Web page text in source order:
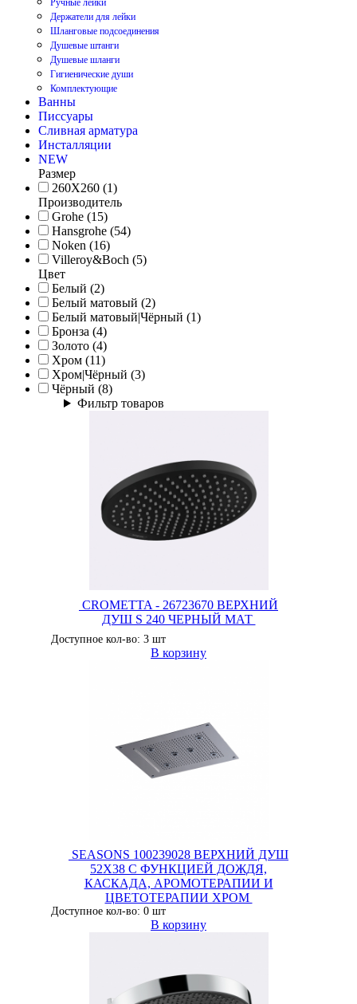
Ручные лейки
Держатели для лейки
Шланговые подсоединения
Душевые штанги
Душевые шланги
Гигиенические души
Комплектующие
Ванны
Писсуары
Сливная арматура
Инсталляции
NEW
Размер
260Х260 (1)
Производитель
Grohe (15)
Hansgrohe (54)
Noken (16)
Villeroy&Boch (5)
Цвет
Белый (2)
Белый матовый (2)
Белый матовый|Чёрный (1)
Бронза (4)
Золото (4)
Хром (11)
Хром|Чёрный (3)
Чёрный (8)
Фильтр товаров
CROMETTA - 26723670 ВЕРХНИЙ
ДУШ S 240 ЧЕРНЫЙ МАТ
Доступное кол-во: 3 шт
В корзину
SEASONS 100239028 ВЕРХНИЙ ДУШ
52X38 С ФУНКЦИЕЙ ДОЖДЯ,
КАСКАДА, АРОМОТЕРАПИИ И
ЦВЕТОТЕРАПИИ ХРОМ
Доступное кол-во: 0 шт
В корзину